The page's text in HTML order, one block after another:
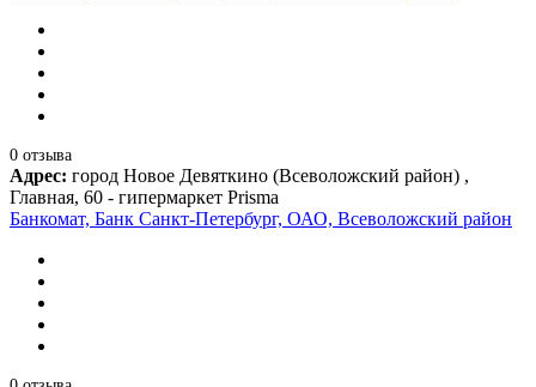
0 отзыва
Адрес: город Новое Девяткино (Всеволожский район) ,
Главная, 60 - гипермаркет Prisma
Банкомат, Банк Санкт-Петербург, ОАО, Всеволожский район